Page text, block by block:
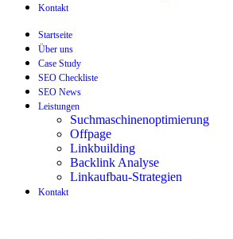
Kontakt
Startseite
Über uns
Case Study
SEO Checkliste
SEO News
Leistungen
Suchmaschinenoptimierung
Offpage
Linkbuilding
Backlink Analyse
Linkaufbau-Strategien
Kontakt